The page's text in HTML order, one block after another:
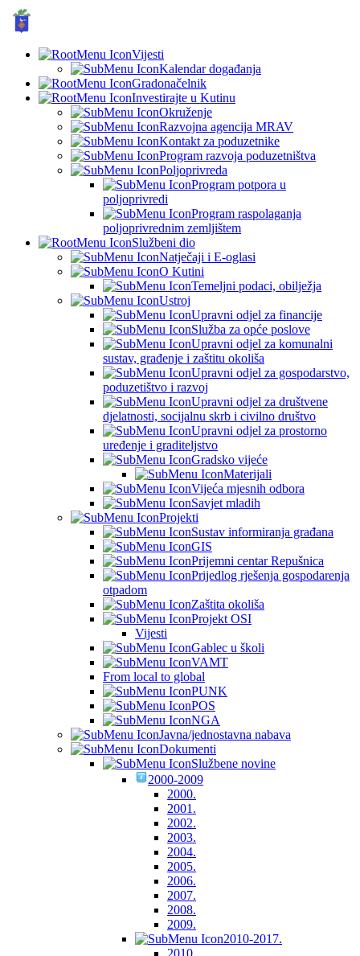
Vijesti
Kalendar događanja
Gradonačelnik
Investirajte u Kutinu
Okruženje
Razvojna agencija MRAV
Kontakt za poduzetnike
Program razvoja poduzetništva
Poljoprivreda
Program potpora u
poljoprivredi
Program raspolaganja
poljoprivrednim zemljištem
Službeni dio
Natječaji i E-oglasi
O Kutini
Temeljni podaci, obilježja
Ustroj
Upravni odjel za financije
Služba za opće poslove
Upravni odjel za komunalni
sustav, građenje i zaštitu okoliša
Upravni odjel za gospodarstvo,
poduzetištvo i razvoj
Upravni odjel za društvene
djelatnosti, socijalnu skrb i civilno društvo
Upravni odjel za prostorno
uređenje i graditeljstvo
Gradsko vijeće
Materijali
Vijeća mjesnih odbora
Savjet mladih
Projekti
Sustav informiranja građana
GIS
Prijemni centar Repušnica
Prijedlog rješenja gospodarenja
otpadom
Zaštita okoliša
Projekt OSI
Vijesti
Gablec u školi
VAMT
From local to global
PUNK
POS
NGA
Javna/jednostavna nabava
Dokumenti
Službene novine
2000-2009
2000.
2001.
2002.
2003.
2004.
2005.
2006.
2007.
2008.
2009.
2010-2017.
2010.